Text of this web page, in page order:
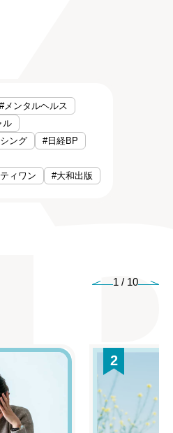
#メンタルヘルス
ル
ング
#日経BP
ィワン
#大和出版
1 / 10
2